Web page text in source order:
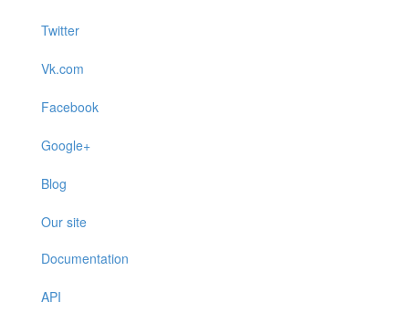
Twitter
Vk.com
Facebook
Google+
Blog
Our site
Documentation
API